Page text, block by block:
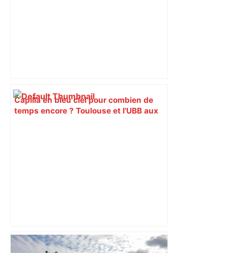
Capilla en bleu ciel pour combien de
temps encore ? Toulouse et l'UBB aux
Vous pensiez que c’était comme une